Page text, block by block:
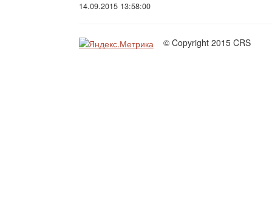
14.09.2015 13:58:00
© Copyright 2015 CRS